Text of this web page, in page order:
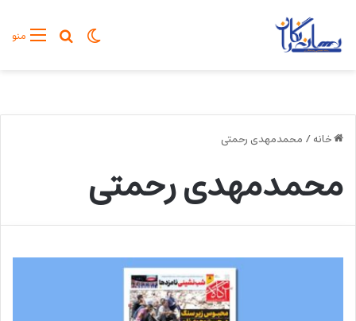
منوجستجو
تغییر پوسته
خانه/ محمدمهدی رحمتی
محمدمهدی رحمتی